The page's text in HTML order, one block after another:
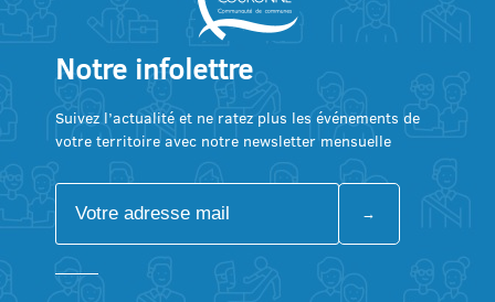
Notre infolettre
Suivez l’actualité et ne ratez plus les événements de
votre territoire avec notre newsletter mensuelle